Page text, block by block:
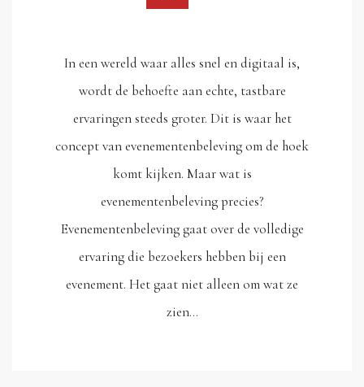
In een wereld waar alles snel en digitaal is,
wordt de behoefte aan echte, tastbare
ervaringen steeds groter. Dit is waar het
concept van evenementenbeleving om de hoek
komt kijken. Maar wat is
evenementenbeleving precies?
Evenementenbeleving gaat over de volledige
ervaring die bezoekers hebben bij een
evenement. Het gaat niet alleen om wat ze
zien…